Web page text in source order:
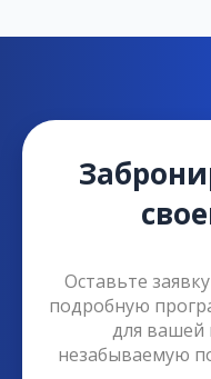
Оставьте
подробную
для вашей
незабываемую